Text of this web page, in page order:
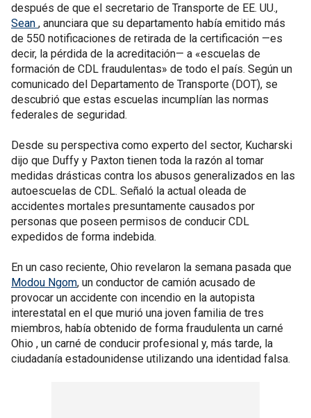
después de que el secretario de Transporte de EE. UU.,
Sean , anunciara que su departamento había emitido más
de 550 notificaciones de retirada de la certificación —es
decir, la pérdida de la acreditación— a «escuelas de
formación de CDL fraudulentas» de todo el país. Según un
comunicado del Departamento de Transporte (DOT), se
descubrió que estas escuelas incumplían las normas
federales de seguridad.
Desde su perspectiva como experto del sector, Kucharski
dijo que Duffy y Paxton tienen toda la razón al tomar
medidas drásticas contra los abusos generalizados en las
autoescuelas de CDL. Señaló la actual oleada de
accidentes mortales presuntamente causados por
personas que poseen permisos de conducir CDL
expedidos de forma indebida.
En un caso reciente, Ohio revelaron la semana pasada que
Modou Ngom, un conductor de camión acusado de
provocar un accidente con incendio en la autopista
interestatal en el que murió una joven familia de tres
miembros, había obtenido de forma fraudulenta un carné
Ohio , un carné de conducir profesional y, más tarde, la
ciudadanía estadounidense utilizando una identidad falsa.